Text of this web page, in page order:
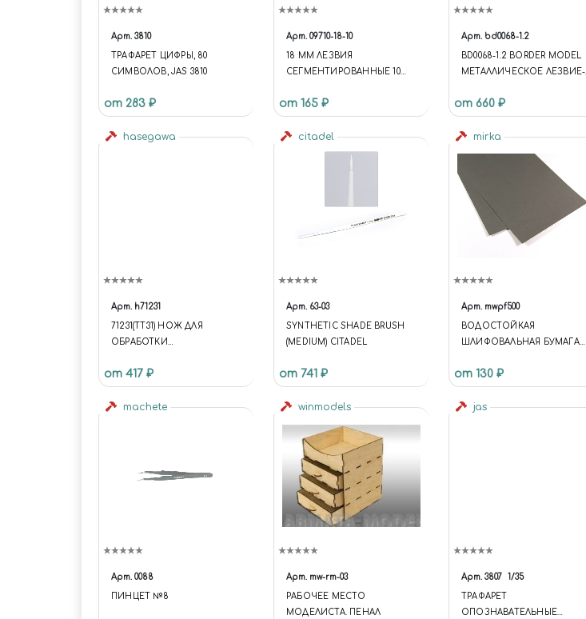
Арт. 3810
ТРАФАРЕТ ЦИФРЫ, 80
СИМВОЛОВ, JAS 3810
от 283 ₽
Арт. 09710-18-10
18 ММ ЛЕЗВИЯ
СЕГМЕНТИРОВАННЫЕ 10
от 165 ₽
Арт. bd0068-1.2
BD0068-1.2 BORDER MODEL
МЕТАЛЛИЧЕСКОЕ ЛЕЗВИЕ-
от 660 ₽
hasegawa
Арт. h71231
71231(TT31) НОЖ ДЛЯ
ОБРАБОТКИ
SURFACE KNIFE
от 417 ₽
citadel
Арт. 63-03
SYNTHETIC SHADE BRUSH
(MEDIUM) CITADEL
от 741 ₽
mirka
Арт. mwpf500
BОДОСТОЙКАЯ
ШЛИФОВАЛЬНАЯ БУМАГА
от 130 ₽
machete
Арт. 0088
ПИНЦЕТ №8
winmodels
Арт. mw-rm-03
РАБОЧЕЕ МЕСТО
МОДЕЛИСТА. ПЕНАЛ
jas
Арт. 3807 1/35
ТРАФАРЕТ
ОПОЗНАВАТЕЛЬНЫЕ